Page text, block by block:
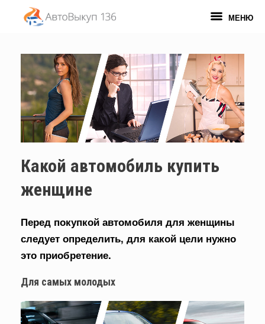
содержанию
МЕНЮ
Какой автомобиль купить
женщине
Перед покупкой автомобиля для женщины
следует определить, для какой цели нужно
это приобретение.
Для самых молодых